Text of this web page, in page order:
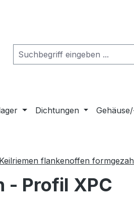
Dichtungen
flankenoffen
- Profil XPC